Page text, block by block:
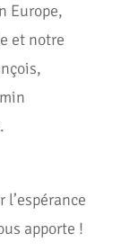
Europe,
et notre
l’espérance
apporte !